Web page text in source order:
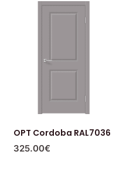
OPT Cordoba RAL7036
325.00€